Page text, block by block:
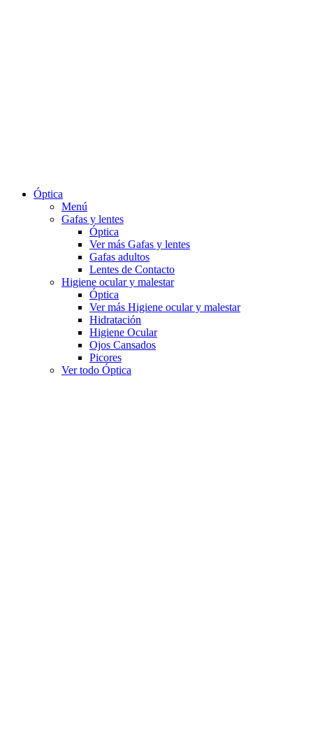
Óptica
Menú
Gafas y lentes
Óptica
Ver más Gafas y lentes
Gafas adultos
Lentes de Contacto
Higiene ocular y malestar
Óptica
Ver más Higiene ocular y malestar
Hidratación
Higiene Ocular
Ojos Cansados
Picores
Ver todo Óptica